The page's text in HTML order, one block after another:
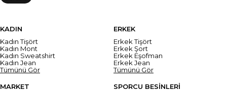
KADIN
Kadın Tişört
Kadın Mont
Kadın Sweatshirt
Kadın Jean
Tümünü Gör
ERKEK
Erkek Tişört
Erkek Şort
Erkek Eşofman
Erkek Jean
Tümünü Gör
MARKET
SPORCU BESİNLERİ